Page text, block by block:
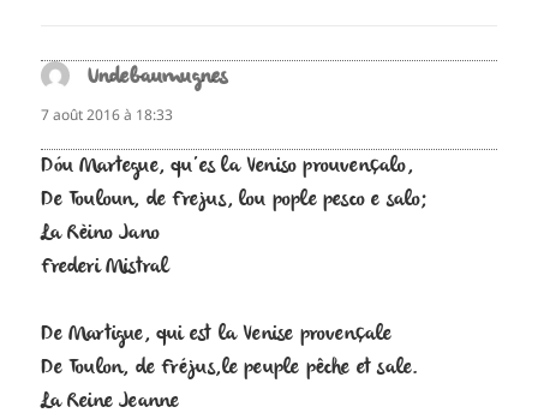
Undebaumugnesdit :
7 août 2016 à 18:33
Dóu Martegue, qu’es la Veniso prouvençalo,
De Touloun, de Frejus, lou pople pesco e salo;
La Rèino Jano
Frederi Mistral
De Martigue, qui est la Venise provençale
De Toulon, de Fréjus,le peuple pêche et sale.
La Reine Jeanne